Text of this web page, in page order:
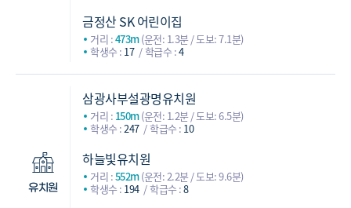
금정산 SK 어린이집
거리 :473m(운전: 1.3분 / 도보: 7.1분)
학생수 : 17 학급수 :4
유치원
삼광사부설광명유치원
거리 : 150m(운전: 1.2분 / 도보: 6.5분)
학생수 :247 학급수 : 10
하늘빛유치원
거리 :552m(운전: 2.2분 / 도보: 9.6분)
학생수 : 194 학급수 :8